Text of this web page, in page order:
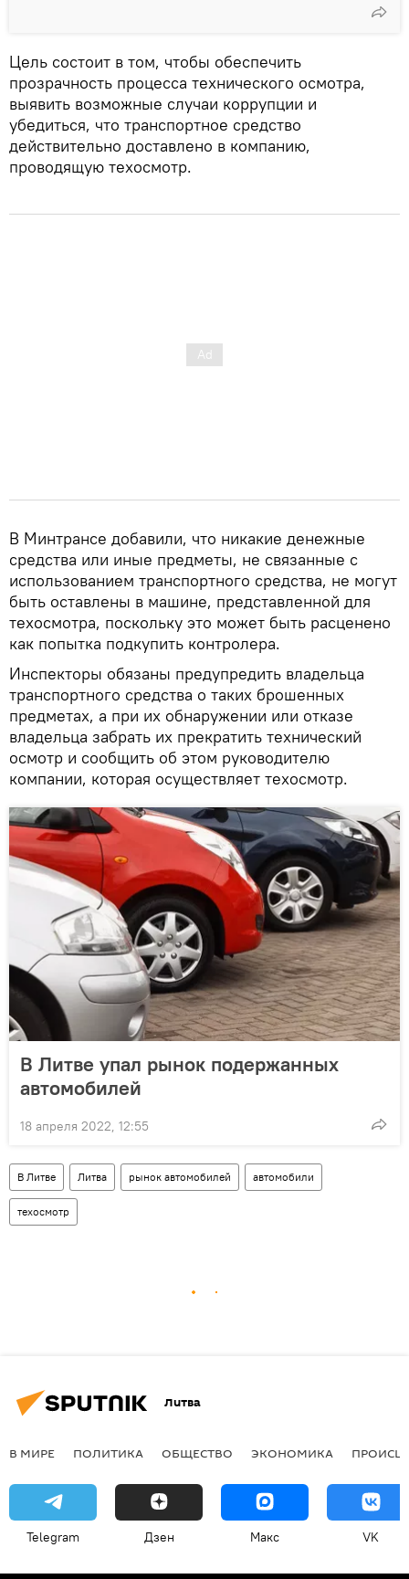
Цель состоит в том, чтобы обеспечить
прозрачность процесса технического осмотра,
выявить возможные случаи коррупции и
убедиться, что транспортное средство
действительно доставлено в компанию,
проводящую техосмотр.
В Минтрансе добавили, что никакие денежные
средства или иные предметы, не связанные с
использованием транспортного средства, не могут
быть оставлены в машине, представленной для
техосмотра, поскольку это может быть расценено
как попытка подкупить контролера.
Инспекторы обязаны предупредить владельца
транспортного средства о таких брошенных
предметах, а при их обнаружении или отказе
владельца забрать их прекратить технический
осмотр и сообщить об этом руководителю
компании, которая осуществляет техосмотр.
В Литве упал рынок подержанных
автомобилей
18 апреля 2022, 12:55
В Литве Литва рынок автомобилей автомобили
техосмотр
Литва
В МИРЕ ПОЛИТИКА ОБЩЕСТВО ЭКОНОМИКА
Telegram Дзен Макс VK